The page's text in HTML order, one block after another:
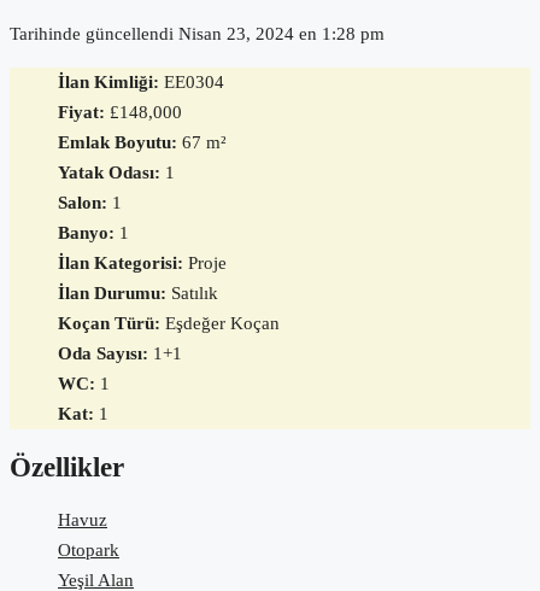
Tarihinde güncellendi Nisan 23, 2024 en 1:28 pm
İlan Kimliği: EE0304
Fiyat: £148,000
Emlak Boyutu: 67 m²
Yatak Odası: 1
Salon: 1
Banyo: 1
İlan Kategorisi: Proje
İlan Durumu: Satılık
Koçan Türü: Eşdeğer Koçan
Oda Sayısı: 1+1
WC: 1
Kat: 1
Özellikler
Havuz
Otopark
Yeşil Alan